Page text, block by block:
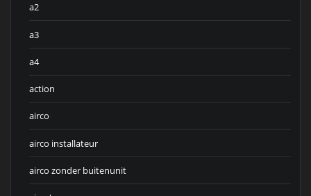
a2
a3
a4
action
airco
airco installateur
airco zonder buitenunit